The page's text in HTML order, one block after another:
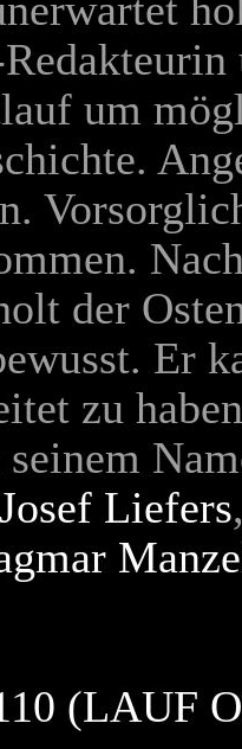
um
der
Er
zu
Liefers
(LAUF